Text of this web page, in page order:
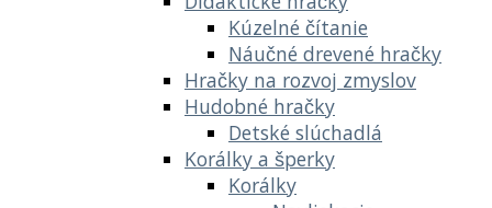
Kúzelné čítanie
Náučné drevené hračky
Hračky na rozvoj zmyslov
Hudobné hračky
Detské slúchadlá
Korálky a šperky
Korálky